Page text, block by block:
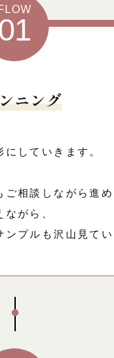
ニング
していきます。
相談しながら進め
がら、
プルも沢山見て